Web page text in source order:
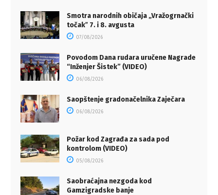
Smotra narodnih običaja „Vražogrnački
točakˮ 7. i 8. avgusta
07/08/2026
Povodom Dana rudara uručene Nagrade
“Inženjer Šistek” (VIDEO)
06/08/2026
Saopštenje gradonačelnika Zaječara
06/08/2026
Požar kod Zagrađa za sada pod
kontrolom (VIDEO)
05/08/2026
Saobraćajna nezgoda kod
Gamzigradske banje